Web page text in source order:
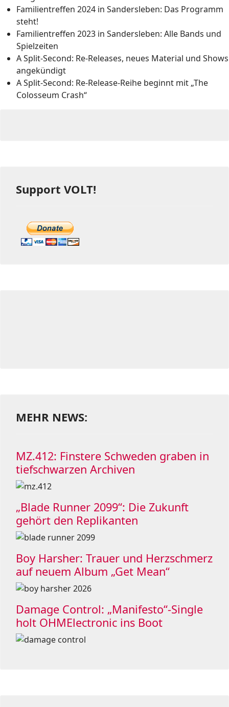
Familientreffen 2024 in Sandersleben: Das Programm
steht!
Familientreffen 2023 in Sandersleben: Alle Bands und
Spielzeiten
A Split-Second: Re-Releases, neues Material und Shows
angekündigt
A Split-Second: Re-Release-Reihe beginnt mit „The
Colosseum Crash“
Support VOLT!
MEHR NEWS:
MZ.412: Finstere Schweden graben in
tiefschwarzen Archiven
„Blade Runner 2099“: Die Zukunft
gehört den Replikanten
Boy Harsher: Trauer und Herzschmerz
auf neuem Album „Get Mean“
Damage Control: „Manifesto“-Single
holt OHMElectronic ins Boot